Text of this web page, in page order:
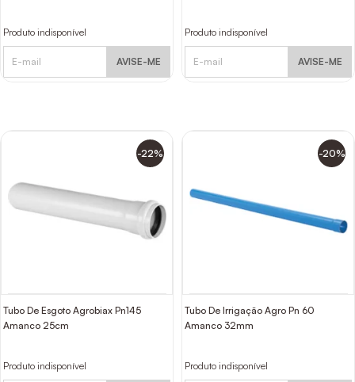
Produto indisponível
AVISE-ME
Produto indisponível
AVISE-ME
-22%
Tubo De Esgoto Agrobiax Pn145
Amanco 25cm
Produto indisponível
-20%
Tubo De Irrigação Agro Pn 60
Amanco 32mm
Produto indisponível